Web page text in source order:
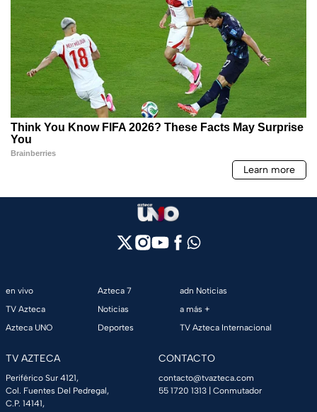
en vivo
TV Azteca
Azteca UNO
Azteca 7
Noticias
Deportes
adn Noticias
a más +
TV Azteca Internacional
TV AZTECA
Periférico Sur 4121,
Col. Fuentes Del Pedregal,
C.P. 14141,
CONTACTO
contacto@tvazteca.com
55 1720 1313 | Conmutador